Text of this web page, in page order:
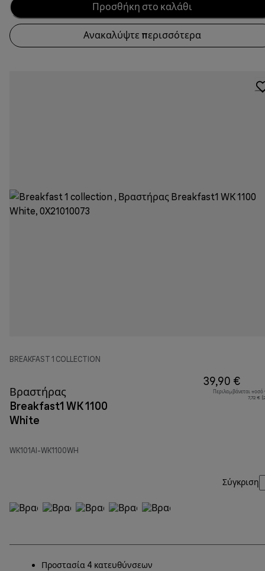
Προσθήκη στο καλάθι
Ανακαλύψτε περισσότερα
BREAKFAST 1 COLLECTION
Βραστήρας
Breakfast1 WK 1100
White
WK101AI-WK1100WH
39,90 €
Περιλαμβάνεται
7,72 €
Σύγκριση
Προστασία 4 κατευθύνσεων